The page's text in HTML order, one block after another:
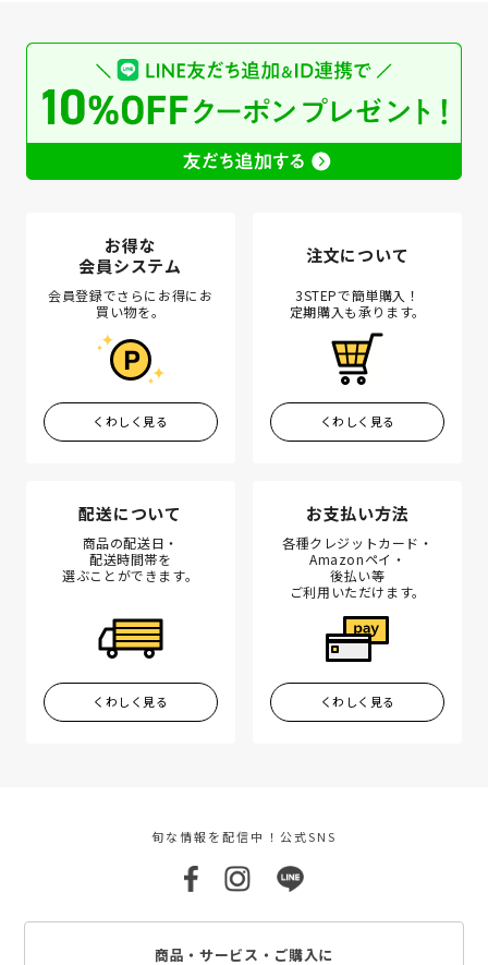
お得な
会員システム
会員登録でさらにお得にお
買い物を。
くわしく見る
注文について
3STEPで簡単購入！
定期購入も承ります。
くわしく見る
配送について
商品の配送日・
配送時間帯を
選ぶことができます。
くわしく見る
お支払い方法
各種クレジットカード・
Amazonペイ・
後払い等
ご利用いただけます。
くわしく見る
旬な情報を配信中！公式SNS
商品・サービス・ご購入に